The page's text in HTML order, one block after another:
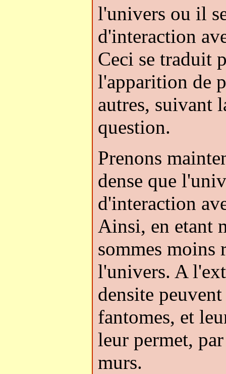
l'univers ou il
d'interaction
Ceci se traduit
l'apparition de
autres, suivant
question.
Prenons
dense que
d'interaction
Ainsi, en etant
sommes moins
l'univers. A
densite
fantomes, et
leur permet,
murs.